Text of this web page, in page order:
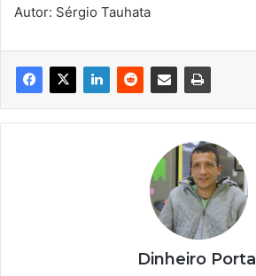
Autor: Sérgio Tauhata
Dinheiro Portal